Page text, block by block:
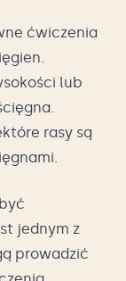
ćwiczenia
lub
rasy są
jednym z
prowadzić